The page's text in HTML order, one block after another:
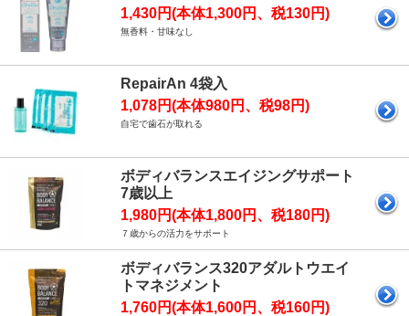
1,430円(本体1,300円、税130円)
無香料・甘味なし
RepairAn 4袋入
1,078円(本体980円、税98円)
自宅で歯石が取れる
ボディバランスエイジングサポート
7歳以上
1,980円(本体1,800円、税180円)
７歳からの活力をサポート
ボディバランス320アダルトウエイ
トマネジメント
1,760円(本体1,600円、税160円)